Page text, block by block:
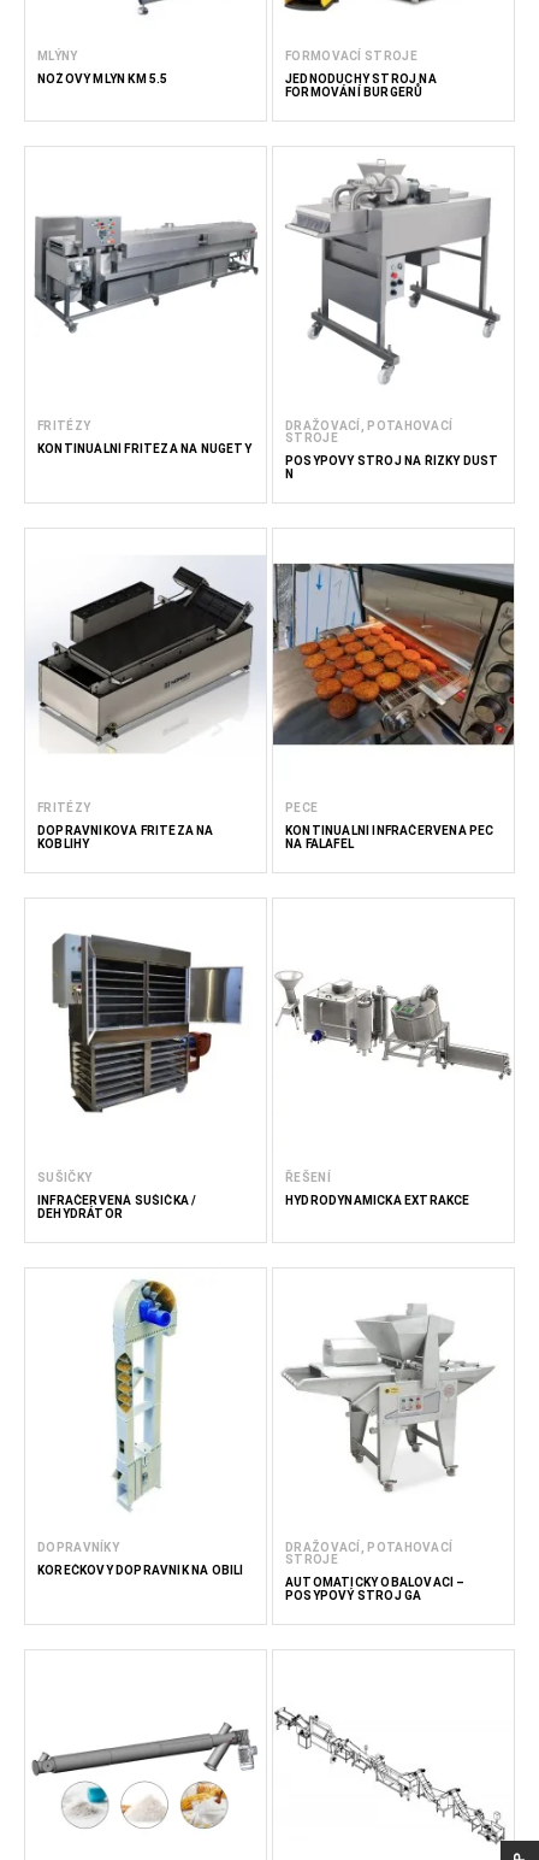
MLÝNY
NOŽOVÝ MLÝN KM 5.5
FORMOVACÍ STROJE
JEDNODUCHÝ STROJ NA
FORMOVÁNÍ BURGERŮ
FRITÉZY
KONTINUÁLNÍ FRITÉZA NA NUGETY
DRAŽOVACÍ, POTAHOVACÍ
STROJE
POSYPOVÝ STROJ NA ŘÍZKY DUST
N
FRITÉZY
DOPRAVNÍKOVÁ FRITÉZA NA
KOBLIHY
PECE
KONTINUÁLNÍ INFRAČERVENÁ PEC
NA FALAFEL
SUŠIČKY
INFRAČERVENÁ SUŠIČKA /
DEHYDRÁTOR
ŘEŠENÍ
HYDRODYNAMICKÁ EXTRAKCE
DOPRAVNÍKY
KOREČKOVÝ DOPRAVNÍK NA OBILÍ
DRAŽOVACÍ, POTAHOVACÍ
STROJE
AUTOMATICKÝ OBALOVACÍ –
POSYPOVÝ STROJ GA